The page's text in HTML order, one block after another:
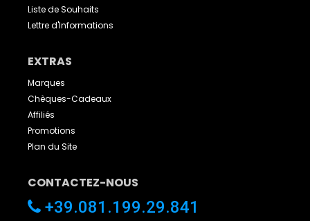
Liste de Souhaits
Lettre d'Informations
EXTRAS
Marques
Chèques-Cadeaux
Affiliés
Promotions
Plan du Site
CONTACTEZ-NOUS
+39.081.199.29.841